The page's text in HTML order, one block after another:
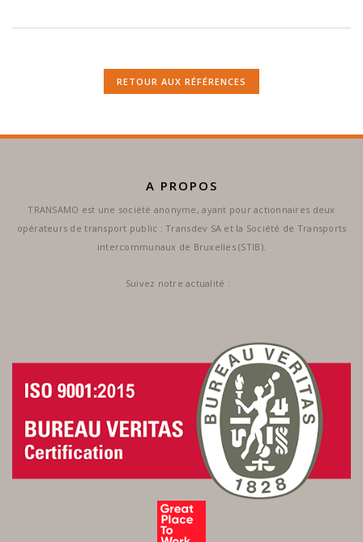
RETOUR AUX RÉFÉRENCES
A PROPOS
TRANSAMO est une société anonyme, ayant pour actionnaires deux
opérateurs de transport public : Transdev SA et la Société de Transports
intercommunaux de Bruxelles (STIB).
Suivez notre actualité :